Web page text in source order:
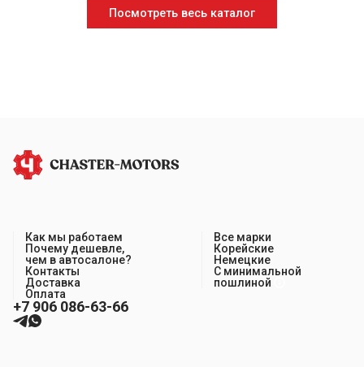
Посмотреть весь каталог
Как мы работаем
Почему дешевле,
чем в автосалоне?
Контакты
Доставка
Оплата
Все марки
Корейские
Немецкие
С минимальной
пошлиной
+7 906 086-63-66